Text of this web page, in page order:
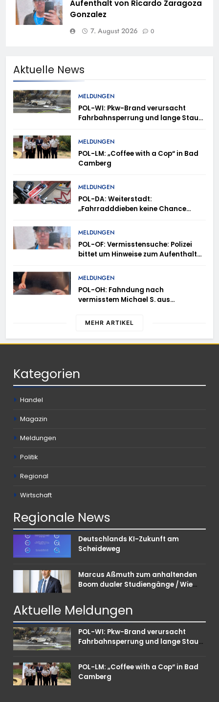
Aufenthalt von Ricardo Zaragoza
Gonzalez
7. August 2026 0
Aktuelle News
MELDUNGEN
POL-WI: Pkw-Brand verursacht
Fahrbahnsperrung und lange Staus
MELDUNGEN
POL-LM: „Coffee with a Cop“ in Bad
Camberg
MELDUNGEN
POL-DA: Weiterstadt:
„Fahrradddieben keine Chance
Anmeldung erforderlich
MELDUNGEN
POL-OF: Vermisstensuche: Polizei
bittet um Hinweise zum Aufenthalt
MELDUNGEN
POL-OH: Fahndung nach
vermisstem Michael S. aus
MEHR ARTIKEL
Kategorien
Handel
Magazin
Meldungen
Politik
Regional
Wirtschaft
Regionale News
Deutschlands KI-Zukunft am
Scheideweg
Marcus Aßmuth zum anhaltenden
Boom dualer Studiengänge / Wie
punkten können
Aktuelle Meldungen
POL-WI: Pkw-Brand verursacht
Fahrbahnsperrung und lange Staus
POL-LM: „Coffee with a Cop“ in Bad
Camberg